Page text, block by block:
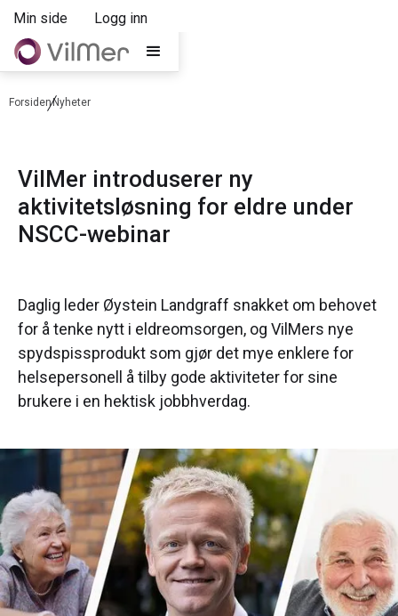
Min side Logg inn
ForsidenNyheter
VilMer introduserer ny
aktivitetsløsning for eldre under
NSCC-webinar
Daglig leder Øystein Landgraff snakket om behovet
for å tenke nytt i eldreomsorgen, og VilMers nye
spydspissprodukt som gjør det mye enklere for
helsepersonell å tilby gode aktiviteter for sine
brukere i en hektisk jobbhverdag.